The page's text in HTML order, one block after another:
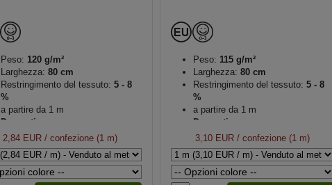
Peso: 120 g/m²
Larghezza: 80 cm
Restringimento del tessuto: 5 - 8
%
a partire da 1 m
Decorativo
2,84 EUR/ confezione (1 m)
Peso: 115 g/m²
Larghezza: 80 cm
Restringimento del tessuto: 5 - 8
%
a partire da 1 m
Decorativo
3,10 EUR/ confezione (1 m)